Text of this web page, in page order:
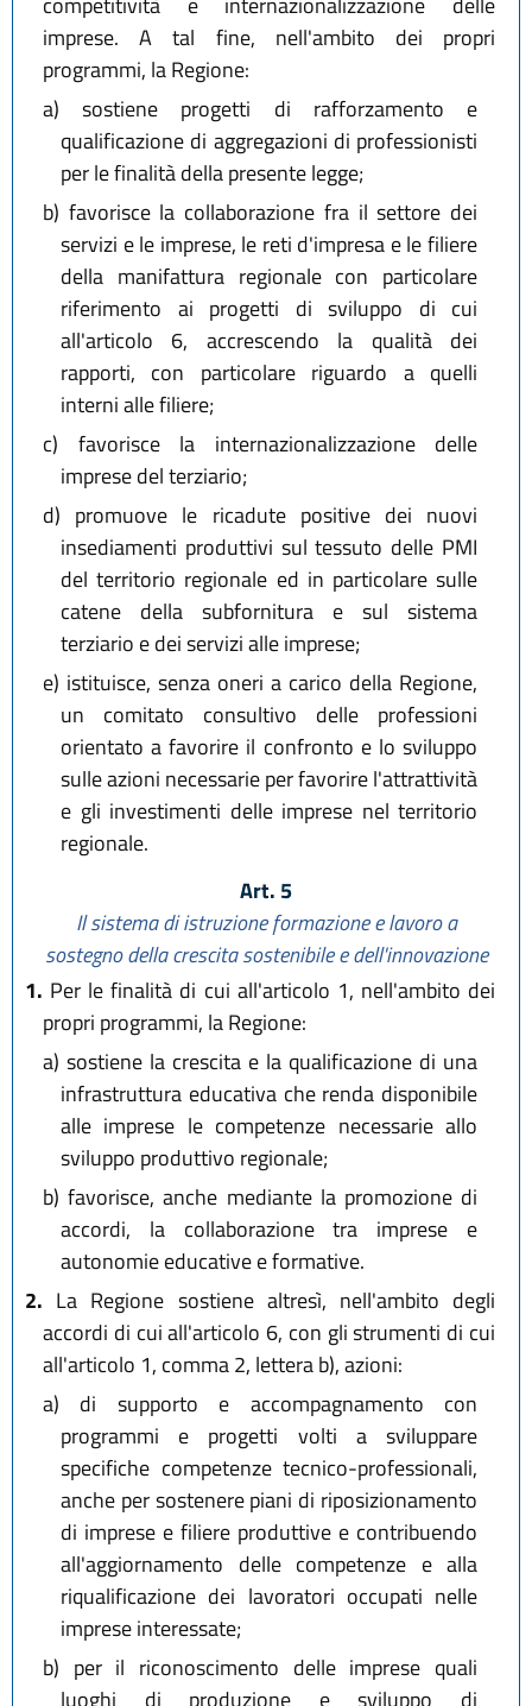
imprese. A tal fine, nell'ambito dei propri
programmi, la Regione:
a) sostiene progetti di rafforzamento e
qualificazione di aggregazioni di professionisti
per le finalità della presente legge;
b) favorisce la collaborazione fra il settore dei
servizi e le imprese, le reti d'impresa e le filiere
della manifattura regionale con particolare
riferimento ai progetti di sviluppo di cui
all'articolo 6, accrescendo la qualità dei
rapporti, con particolare riguardo a quelli
interni alle filiere;
c) favorisce la internazionalizzazione delle
imprese del terziario;
d) promuove le ricadute positive dei nuovi
insediamenti produttivi sul tessuto delle PMI
del territorio regionale ed in particolare sulle
catene della subfornitura e sul sistema
terziario e dei servizi alle imprese;
e) istituisce, senza oneri a carico della Regione,
un comitato consultivo delle professioni
orientato a favorire il confronto e lo sviluppo
sulle azioni necessarie per favorire l'attrattività
e gli investimenti delle imprese nel territorio
regionale.
Art. 5
Il sistema di istruzione formazione e lavoro a
sostegno della crescita sostenibile e dell'innovazione
1. Per le finalità di cui all'articolo 1, nell'ambito dei
propri programmi, la Regione:
a) sostiene la crescita e la qualificazione di una
infrastruttura educativa che renda disponibile
alle imprese le competenze necessarie allo
sviluppo produttivo regionale;
b) favorisce, anche mediante la promozione di
accordi, la collaborazione tra imprese e
autonomie educative e formative.
2. La Regione sostiene altresì, nell'ambito degli
accordi di cui all'articolo 6, con gli strumenti di cui
all'articolo 1, comma 2, lettera b), azioni:
a) di supporto e accompagnamento con
programmi e progetti volti a sviluppare
specifiche competenze tecnico-professionali,
anche per sostenere piani di riposizionamento
di imprese e filiere produttive e contribuendo
all'aggiornamento delle competenze e alla
riqualificazione dei lavoratori occupati nelle
imprese interessate;
b) per il riconoscimento delle imprese quali
luoghi di produzione e sviluppo di